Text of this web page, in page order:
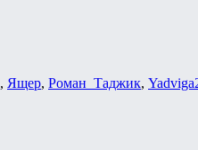
, Ящер, Роман_Таджик,